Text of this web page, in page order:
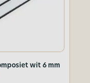
wit 6 mm